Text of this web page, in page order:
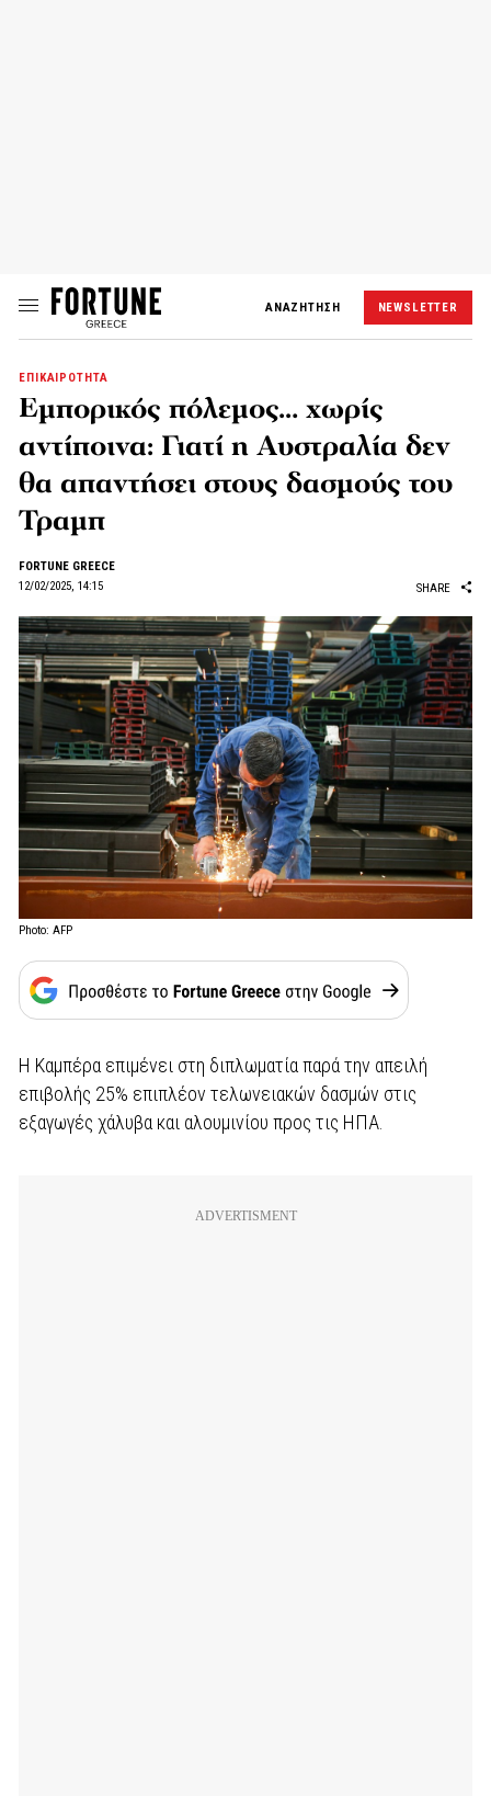
ΑΝΑΖΗΤΗΣΗ NEWSLETTER
ΕΠΙΚΑΙΡΟΤΗΤΑ
Εμπορικός πόλεμος… χωρίς
αντίποινα: Γιατί η Αυστραλία δεν
θα απαντήσει στους δασμούς του
Τραμπ
FORTUNE GREECE
12/02/2025, 14:15
SHARE
Photo: AFP
Η Καμπέρα επιμένει στη διπλωματία παρά την απειλή
επιβολής 25% επιπλέον τελωνειακών δασμών στις
εξαγωγές χάλυβα και αλουμινίου προς τις ΗΠΑ.